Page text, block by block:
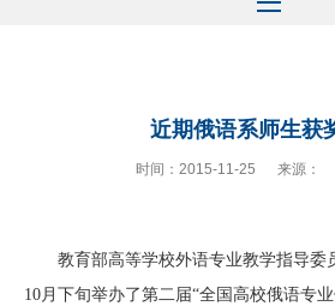
近期俄语系师生获
时间：2015-11-25 来源：
教育部高等学校外语专业教学指导委
10月下旬举办了第二届“全国高校俄语专